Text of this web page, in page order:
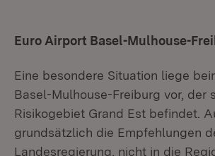
Euro Airport Basel-Mulhouse-
Eine besondere Situation liege
Basel-Mulhouse-Freiburg vor, der
Risikogebiet Grand Est befindet.
grundsätzlich die Empfehlungen
Landesregierung, nicht in die